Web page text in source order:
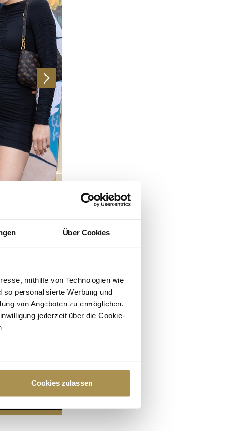
Über Cookies
mithilfe von Technologien wie
personalisierte Werbung und
von Angeboten zu ermöglichen.
jederzeit über die Cookie-
Sie Ihre Präferenzen im
Medien anbieten zu können
Cookies zulassen